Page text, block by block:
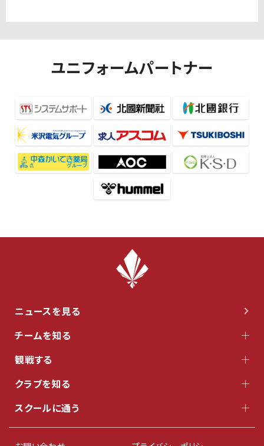
ユニフォームパートナー
ニュースを見る
チームを知る
観戦する
クラブを知る
スクールに通う